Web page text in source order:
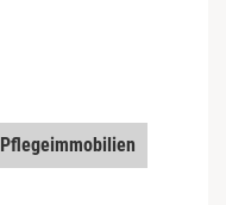
Pflegeimmobilien